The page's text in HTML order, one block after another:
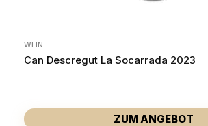
WEIN
Can Descregut La Socarrada 2023
ZUM ANGEBOT